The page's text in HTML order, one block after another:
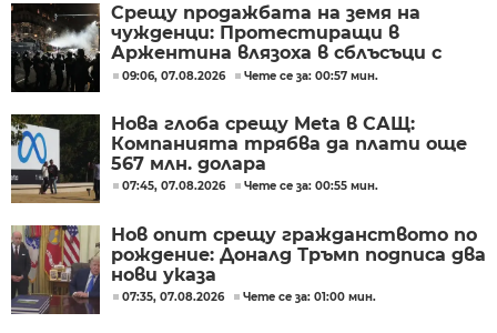
Срещу продажбата на земя на
чужденци: Протестиращи в
Аржентина влязоха в сблъсъци с
полицията
09:06, 07.08.2026 Чете се за: 00:57 мин.
Нова глоба срещу Meta в САЩ:
Компанията трябва да плати още
567 млн. долара
07:45, 07.08.2026 Чете се за: 00:55 мин.
Нов опит срещу гражданството по
рождение: Доналд Тръмп подписа два
нови указа
07:35, 07.08.2026 Чете се за: 01:00 мин.